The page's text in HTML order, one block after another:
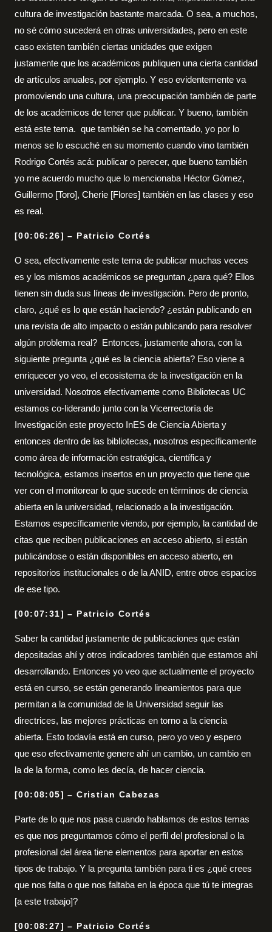
cultura de investigación bastante marcada. O sea, a muchos,
no sé cómo sucederá en otras universidades, pero en este
caso existen también ciertas unidades que exigen
justamente que los académicos publiquen una cierta cantidad
de artículos anuales, por ejemplo. Y eso evidentemente va
promoviendo una cultura, una preocupación también de parte
de los académicos de tener que publicar. Y bueno, también
está este tema. que también se ha comentado, yo por lo
menos se lo escuché en su momento cuando vino también
Rodrigo Cortés acá: publicar o perecer, que bueno también
yo me acuerdo mucho que lo mencionaba Héctor Gómez,
Guillermo [Toro], Cherie [Flores] también en las clases y eso
es real.
[00:06:26] – Patricio Cortés
O sea, efectivamente este tema de publicar muchas veces
es y los mismos académicos se preguntan ¿para qué? Ellos
tienen sin duda sus líneas de investigación. Pero de pronto,
claro, ¿qué es lo que están haciendo? ¿están publicando en
una revista de alto impacto o están publicando para resolver
algún problema real? Entonces, justamente ahora, con la
siguiente pregunta ¿qué es la ciencia abierta? Eso viene a
enriquecer yo veo, el ecosistema de la investigación en la
universidad. Nosotros efectivamente como Bibliotecas UC
estamos co-liderando junto con la Vicerrectoría de
Investigación este proyecto InES de Ciencia Abierta y
entonces dentro de las bibliotecas, nosotros específicamente
como área de información estratégica, científica y
tecnológica, estamos insertos en un proyecto que tiene que
ver con el monitorear lo que sucede en términos de ciencia
abierta en la universidad, relacionado a la investigación.
Estamos específicamente viendo, por ejemplo, la cantidad de
citas que reciben publicaciones en acceso abierto, si están
publicándose o están disponibles en acceso abierto, en
repositorios institucionales o de la ANID, entre otros espacios
de ese tipo.
[00:07:31] – Patricio Cortés
Saber la cantidad justamente de publicaciones que están
depositadas ahí y otros indicadores también que estamos ahí
desarrollando. Entonces yo veo que actualmente el proyecto
está en curso, se están generando lineamientos para que
permitan a la comunidad de la Universidad seguir las
directrices, las mejores prácticas en torno a la ciencia
abierta. Esto todavía está en curso, pero yo veo y espero
que eso efectivamente genere ahí un cambio, un cambio en
la de la forma, como les decía, de hacer ciencia.
[00:08:05] – Cristian Cabezas
Parte de lo que nos pasa cuando hablamos de estos temas
es que nos preguntamos cómo el perfil del profesional o la
profesional del área tiene elementos para aportar en estos
tipos de trabajo. Y la pregunta también para ti es ¿qué crees
que nos falta o que nos faltaba en la época que tú te integras
[a este trabajo]?
[00:08:27] – Patricio Cortés